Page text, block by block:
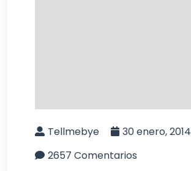
Tellmebye
30 enero, 2014
2657 Comentarios